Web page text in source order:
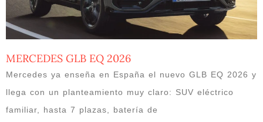
MERCEDES GLB EQ 2026
Mercedes ya enseña en España el nuevo GLB EQ 2026 y
llega con un planteamiento muy claro: SUV eléctrico
familiar, hasta 7 plazas, batería de